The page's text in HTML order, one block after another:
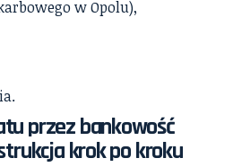
w Opolu),
przez bankowość
krok po kroku